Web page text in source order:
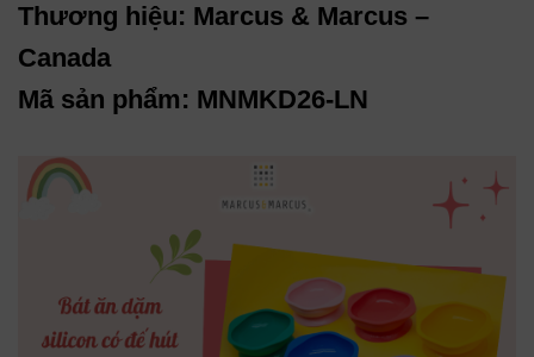
Thương hiệu: Marcus & Marcus –
Canada
Mã sản phẩm: MNMKD26-LN